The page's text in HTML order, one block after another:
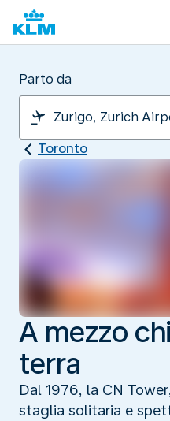
Parto da
Toronto
A mezzo
terra
Dal 1976, la CN
staglia solitaria e